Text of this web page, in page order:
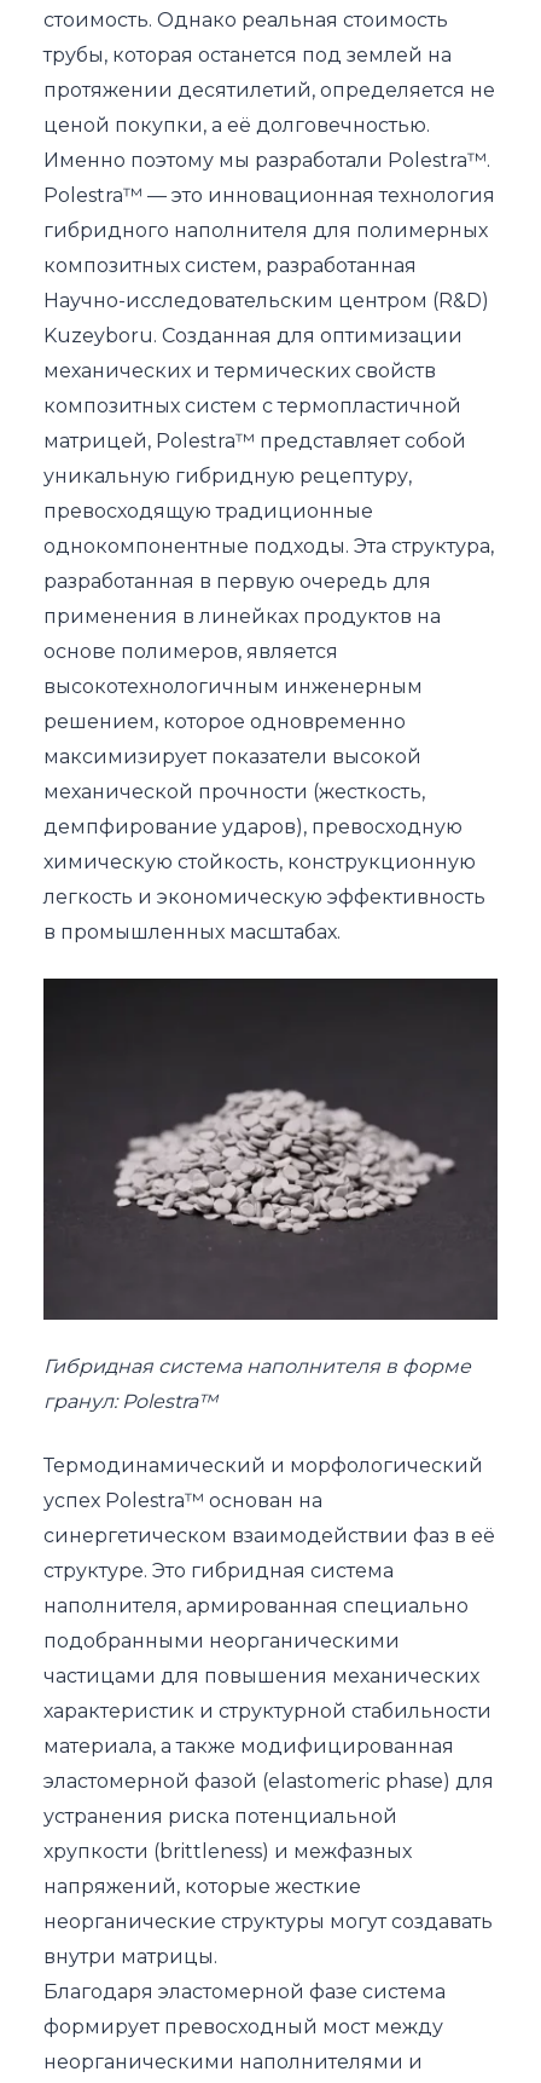
стоимость. Однако реальная стоимость
трубы, которая останется под землей на
протяжении десятилетий, определяется не
ценой покупки, а её долговечностью.
Именно поэтому мы разработали Polestra™.
Polestra™ — это инновационная технология
гибридного наполнителя для полимерных
композитных систем, разработанная
Научно-исследовательским центром (R&D)
Kuzeyboru. Созданная для оптимизации
механических и термических свойств
композитных систем с термопластичной
матрицей, Polestra™ представляет собой
уникальную гибридную рецептуру,
превосходящую традиционные
однокомпонентные подходы. Эта структура,
разработанная в первую очередь для
применения в линейках продуктов на
основе полимеров, является
высокотехнологичным инженерным
решением, которое одновременно
максимизирует показатели высокой
механической прочности (жесткость,
демпфирование ударов), превосходную
химическую стойкость, конструкционную
легкость и экономическую эффективность
в промышленных масштабах.
Гибридная система наполнителя в форме
гранул: Polestra™
Термодинамический и морфологический
успех Polestra™ основан на
синергетическом взаимодействии фаз в её
структуре. Это гибридная система
наполнителя, армированная специально
подобранными неорганическими
частицами для повышения механических
характеристик и структурной стабильности
материала, а также модифицированная
эластомерной фазой (elastomeric phase) для
устранения риска потенциальной
хрупкости (brittleness) и межфазных
напряжений, которые жесткие
неорганические структуры могут создавать
внутри матрицы.
Благодаря эластомерной фазе система
формирует превосходный мост между
неорганическими наполнителями и